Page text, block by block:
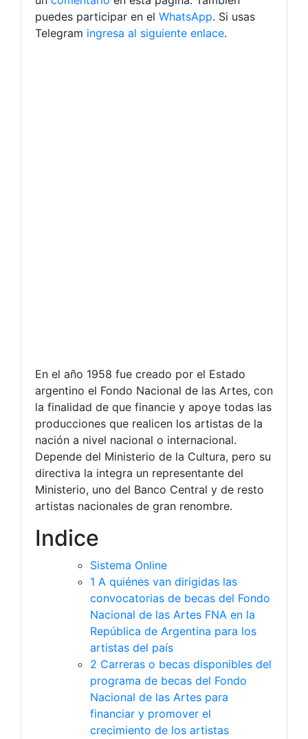
puedes participar en el WhatsApp. Si usas
Telegram ingresa al siguiente enlace.
En el año 1958 fue creado por el Estado
argentino el Fondo Nacional de las Artes, con
la finalidad de que financie y apoye todas las
producciones que realicen los artistas de la
nación a nivel nacional o internacional.
Depende del Ministerio de la Cultura, pero su
directiva la integra un representante del
Ministerio, uno del Banco Central y de resto
artistas nacionales de gran renombre.
Indice
Sistema Online
1 A quiénes van dirigidas las
convocatorias de becas del Fondo
Nacional de las Artes FNA en la
República de Argentina para los
artistas del país
2 Carreras o becas disponibles del
programa de becas del Fondo
Nacional de las Artes para
financiar y promover el
crecimiento de los artistas